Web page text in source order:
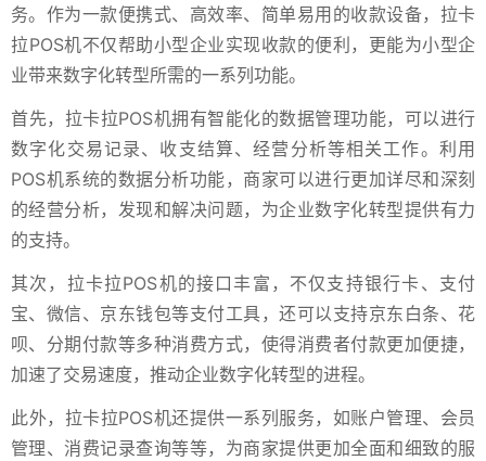
务。作为一款便携式、高效率、简单易用的收款设备，拉卡
拉POS机不仅帮助小型企业实现收款的便利，更能为小型企
业带来数字化转型所需的一系列功能。
首先，拉卡拉POS机拥有智能化的数据管理功能，可以进行
数字化交易记录、收支结算、经营分析等相关工作。利用
POS机系统的数据分析功能，商家可以进行更加详尽和深刻
的经营分析，发现和解决问题，为企业数字化转型提供有力
的支持。
其次，拉卡拉POS机的接口丰富，不仅支持银行卡、支付
宝、微信、京东钱包等支付工具，还可以支持京东白条、花
呗、分期付款等多种消费方式，使得消费者付款更加便捷，
加速了交易速度，推动企业数字化转型的进程。
此外，拉卡拉POS机还提供一系列服务，如账户管理、会员
管理、消费记录查询等等，为商家提供更加全面和细致的服